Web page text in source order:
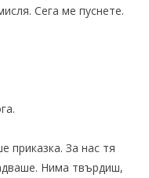
Сега ме пуснете.
За нас тя
Нима твърдиш,